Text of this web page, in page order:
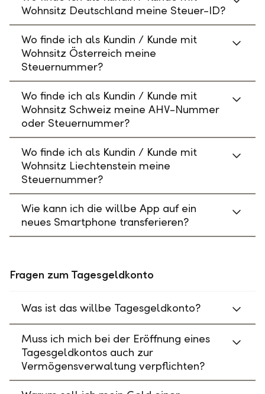
Wohnsitz Deutschland meine Steuer-ID?
Wo finde ich als Kundin / Kunde mit
Wohnsitz Österreich meine
Steuernummer?
Wo finde ich als Kundin / Kunde mit
Wohnsitz Schweiz meine AHV-Nummer
oder Steuernummer?
Wo finde ich als Kundin / Kunde mit
Wohnsitz Liechtenstein meine
Steuernummer?
Wie kann ich die willbe App auf ein
neues Smartphone transferieren?
Fragen zum Tagesgeldkonto
Was ist das willbe Tagesgeldkonto?
Muss ich mich bei der Eröffnung eines
Tagesgeldkontos auch zur
Vermögensverwaltung verpflichten?